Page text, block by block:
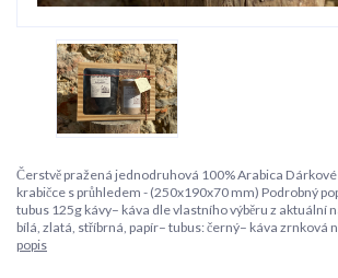
Čerstvě pražená jednodruhová 100% Arabica Dárkové
krabičce s průhledem - (250x190x70 mm) Podrobný
tubus 125g kávy– káva dle vlastního výběru z aktuální
bílá, zlatá, stříbrná, papír– tubus: černý– káva zrnková
popis